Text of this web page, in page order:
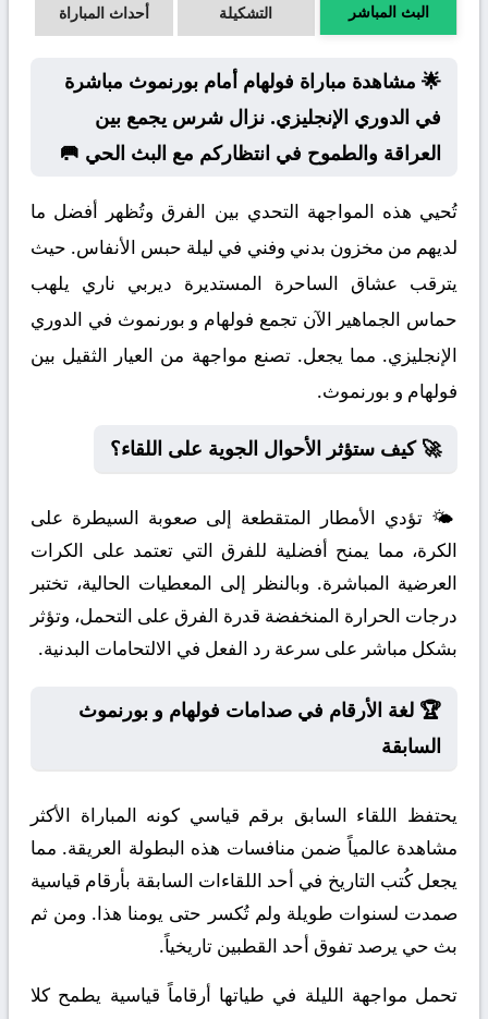
البث المباشر التشكيلة أحداث المباراة
🌟 مشاهدة مباراة فولهام أمام بورنموث مباشرة
في الدوري الإنجليزي. نزال شرس يجمع بين
العراقة والطموح في انتظاركم مع البث الحي 🥅
تُحيي هذه المواجهة التحدي بين الفرق وتُظهر أفضل ما
لديهم من مخزون بدني وفني في ليلة حبس الأنفاس. حيث
يترقب عشاق الساحرة المستديرة ديربي ناري يلهب
حماس الجماهير الآن تجمع فولهام و بورنموث في الدوري
الإنجليزي. مما يجعل. تصنع مواجهة من العيار الثقيل بين
فولهام و بورنموث.
🚀 كيف ستؤثر الأحوال الجوية على اللقاء؟
🌤️ تؤدي الأمطار المتقطعة إلى صعوبة السيطرة على
الكرة، مما يمنح أفضلية للفرق التي تعتمد على الكرات
العرضية المباشرة. وبالنظر إلى المعطيات الحالية، تختبر
درجات الحرارة المنخفضة قدرة الفرق على التحمل، وتؤثر
بشكل مباشر على سرعة رد الفعل في الالتحامات البدنية.
🏆 لغة الأرقام في صدامات فولهام و بورنموث
السابقة
يحتفظ اللقاء السابق برقم قياسي كونه المباراة الأكثر
مشاهدة عالمياً ضمن منافسات هذه البطولة العريقة. مما
يجعل كُتب التاريخ في أحد اللقاءات السابقة بأرقام قياسية
صمدت لسنوات طويلة ولم تُكسر حتى يومنا هذا. ومن ثم
بث حي يرصد تفوق أحد القطبين تاريخياً.
تحمل مواجهة الليلة في طياتها أرقاماً قياسية يطمح كلا